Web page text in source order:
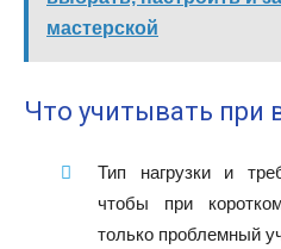
мастерской
Что учитывать при
Тип нагрузки и
чтобы при
только проблемный